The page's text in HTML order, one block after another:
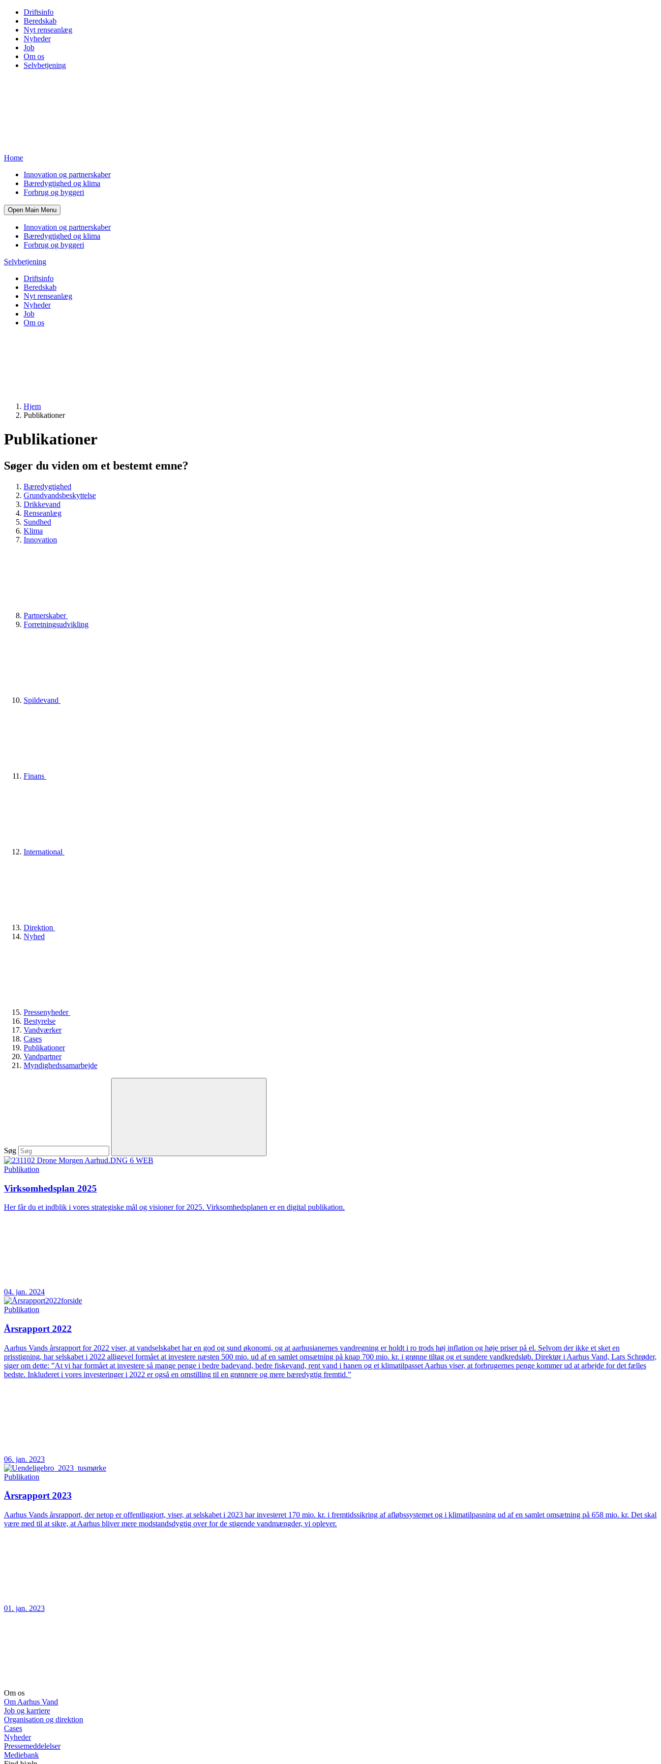
Driftsinfo
Beredskab
Nyt renseanlæg
Nyheder
Job
Om os
Selvbetjening
Home
Innovation og partnerskaber
Bæredygtighed og klima
Forbrug og byggeri
Open Main Menu
Innovation og partnerskaber
Bæredygtighed og klima
Forbrug og byggeri
Selvbetjening
Driftsinfo
Beredskab
Nyt renseanlæg
Nyheder
Job
Om os
Hjem
Publikationer
Publikationer
Søger du viden om et bestemt emne?
Bæredygtighed
Grundvandsbeskyttelse
Drikkevand
Renseanlæg
Sundhed
Klima
Innovation
Partnerskaber
Forretningsudvikling
Spildevand
Finans
International
Direktion
Nyhed
Pressenyheder
Bestyrelse
Vandværker
Cases
Publikationer
Vandpartner
Myndighedssamarbejde
Søg
Publikation
Virksomhedsplan 2025
Her får du et indblik i vores strategiske mål og visioner for 2025. Virksomhedsplanen er en digital publikation.
04. jan. 2024
Publikation
Årsrapport 2022
Aarhus Vands årsrapport for 2022 viser, at vandselskabet har en god og sund økonomi, og at aarhusianernes vandregning er holdt i ro trods høj inflation og høje priser på el. Selvom der ikke et sket en
prisstigning, har selskabet i 2022 alligevel formået at investere næsten 500 mio. ud af en samlet omsætning på knap 700 mio. kr. i grønne tiltag og et sundere vandkredsløb. Direktør i Aarhus Vand, Lars Schrøder,
siger om dette: ”At vi har formået at investere så mange penge i bedre badevand, bedre fiskevand, rent vand i hanen og et klimatilpasset Aarhus viser, at forbrugernes penge kommer ud at arbejde for det fælles
bedste. Inkluderet i vores investeringer i 2022 er også en omstilling til en grønnere og mere bæredygtig fremtid.”
06. jan. 2023
Publikation
Årsrapport 2023
Aarhus Vands årsrapport, der netop er offentliggjort, viser, at selskabet i 2023 har investeret 170 mio. kr. i fremtidssikring af afløbssystemet og i klimatilpasning ud af en samlet omsætning på 658 mio. kr. Det skal
være med til at sikre, at Aarhus bliver mere modstandsdygtig over for de stigende vandmængder, vi oplever.
01. jan. 2023
Om os
Om Aarhus Vand
Job og karriere
Organisation og direktion
Cases
Nyheder
Pressemeddelelser
Mediebank